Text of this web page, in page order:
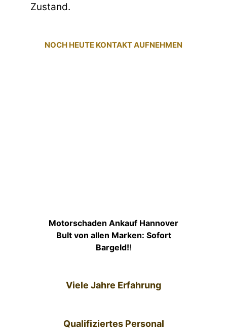
Zustand.
NOCH HEUTE KONTAKT AUFNEHMEN
Motorschaden Ankauf Hannover
Bult von allen Marken: Sofort
Bargeld!!
Viele Jahre Erfahrung
Qualifiziertes Personal